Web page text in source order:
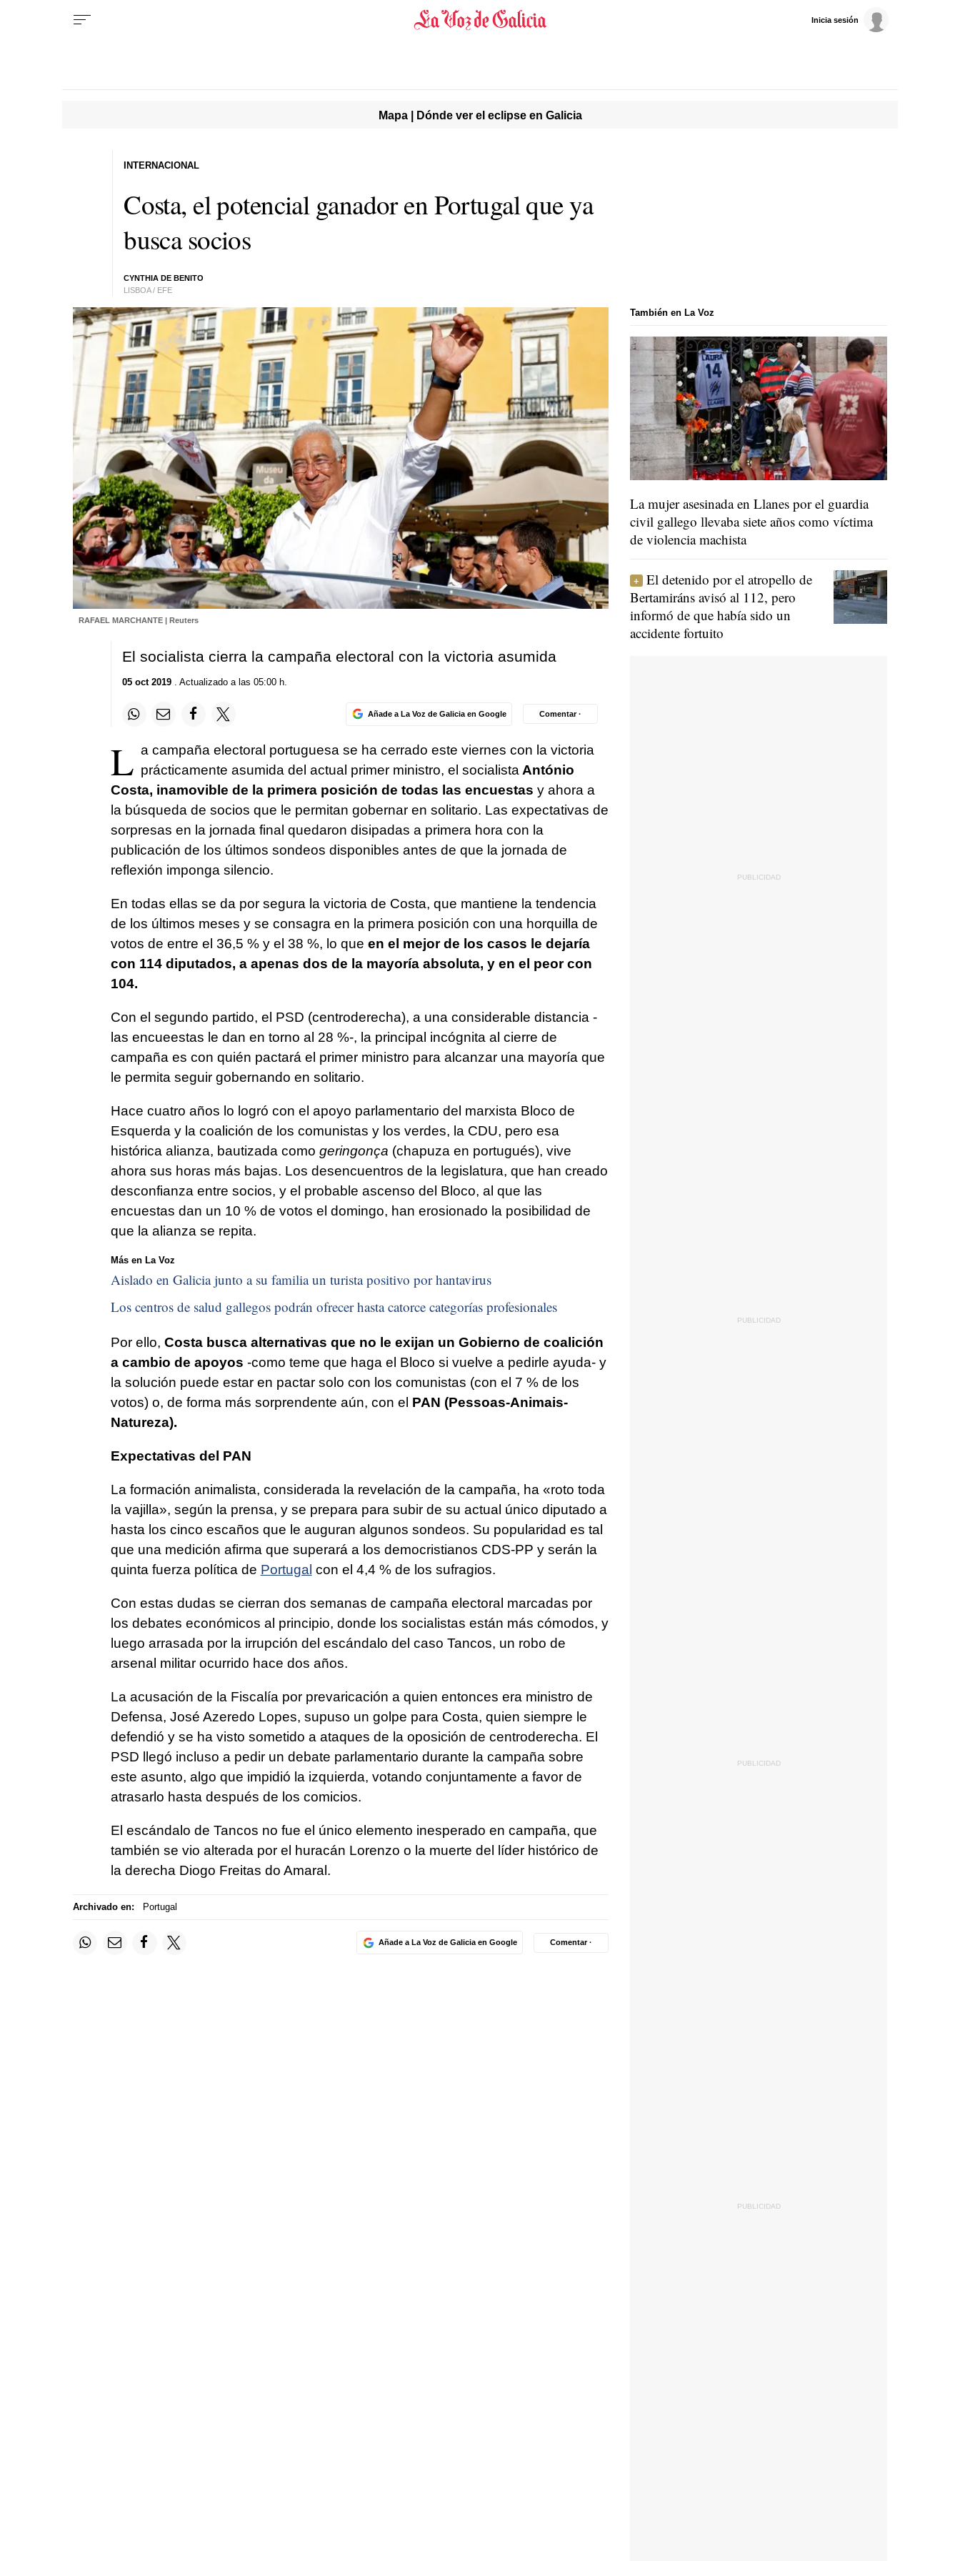
Inicia sesión
Mapa | Dónde ver el eclipse en Galicia
Costa, el potencial ganador en Portugal que ya
busca socios
CYNTHIA DE BENITO
LISBOA / EFE
INTERNACIONAL
RAFAEL MARCHANTE | Reuters
El socialista cierra la campaña electoral con la victoria asumida
05 oct 2019. Actualizado a las 05:00 h.
Añade a La Voz de Galicia en Google Comentar ·
L a campaña electoral portuguesa se ha cerrado este viernes con la victoria
prácticamente asumida del actual primer ministro, el socialista António
Costa, inamovible de la primera posición de todas las encuestas y ahora a
la búsqueda de socios que le permitan gobernar en solitario. Las expectativas de
sorpresas en la jornada final quedaron disipadas a primera hora con la
publicación de los últimos sondeos disponibles antes de que la jornada de
reflexión imponga silencio.
En todas ellas se da por segura la victoria de Costa, que mantiene la tendencia
de los últimos meses y se consagra en la primera posición con una horquilla de
votos de entre el 36,5 % y el 38 %, lo que en el mejor de los casos le dejaría
con 114 diputados, a apenas dos de la mayoría absoluta, y en el peor con
104.
Con el segundo partido, el PSD (centroderecha), a una considerable distancia -
las encueestas le dan en torno al 28 %-, la principal incógnita al cierre de
campaña es con quién pactará el primer ministro para alcanzar una mayoría que
le permita seguir gobernando en solitario.
Hace cuatro años lo logró con el apoyo parlamentario del marxista Bloco de
Esquerda y la coalición de los comunistas y los verdes, la CDU, pero esa
histórica alianza, bautizada como geringonça (chapuza en portugués), vive
ahora sus horas más bajas. Los desencuentros de la legislatura, que han creado
desconfianza entre socios, y el probable ascenso del Bloco, al que las
encuestas dan un 10 % de votos el domingo, han erosionado la posibilidad de
que la alianza se repita.
Más en La Voz
Aislado en Galicia junto a su familia un turista positivo por hantavirus
Los centros de salud gallegos podrán ofrecer hasta catorce categorías profesionales
Por ello, Costa busca alternativas que no le exijan un Gobierno de coalición
a cambio de apoyos -como teme que haga el Bloco si vuelve a pedirle ayuda- y
la solución puede estar en pactar solo con los comunistas (con el 7 % de los
votos) o, de forma más sorprendente aún, con el PAN (Pessoas-Animais-
Natureza).
Expectativas del PAN
La formación animalista, considerada la revelación de la campaña, ha «roto toda
la vajilla», según la prensa, y se prepara para subir de su actual único diputado a
hasta los cinco escaños que le auguran algunos sondeos. Su popularidad es tal
que una medición afirma que superará a los democristianos CDS-PP y serán la
quinta fuerza política de Portugal con el 4,4 % de los sufragios.
Con estas dudas se cierran dos semanas de campaña electoral marcadas por
los debates económicos al principio, donde los socialistas están más cómodos, y
luego arrasada por la irrupción del escándalo del caso Tancos, un robo de
arsenal militar ocurrido hace dos años.
La acusación de la Fiscalía por prevaricación a quien entonces era ministro de
Defensa, José Azeredo Lopes, supuso un golpe para Costa, quien siempre le
defendió y se ha visto sometido a ataques de la oposición de centroderecha. El
PSD llegó incluso a pedir un debate parlamentario durante la campaña sobre
este asunto, algo que impidió la izquierda, votando conjuntamente a favor de
atrasarlo hasta después de los comicios.
El escándalo de Tancos no fue el único elemento inesperado en campaña, que
también se vio alterada por el huracán Lorenzo o la muerte del líder histórico de
la derecha Diogo Freitas do Amaral.
Archivado en: Portugal
Añade a La Voz de Galicia en Google Comentar ·
También en La Voz
La mujer asesinada en Llanes por el guardia
civil gallego llevaba siete años como víctima
de violencia machista
El detenido por el atropello de
Bertamiráns avisó al 112, pero
informó de que había sido un
accidente fortuito